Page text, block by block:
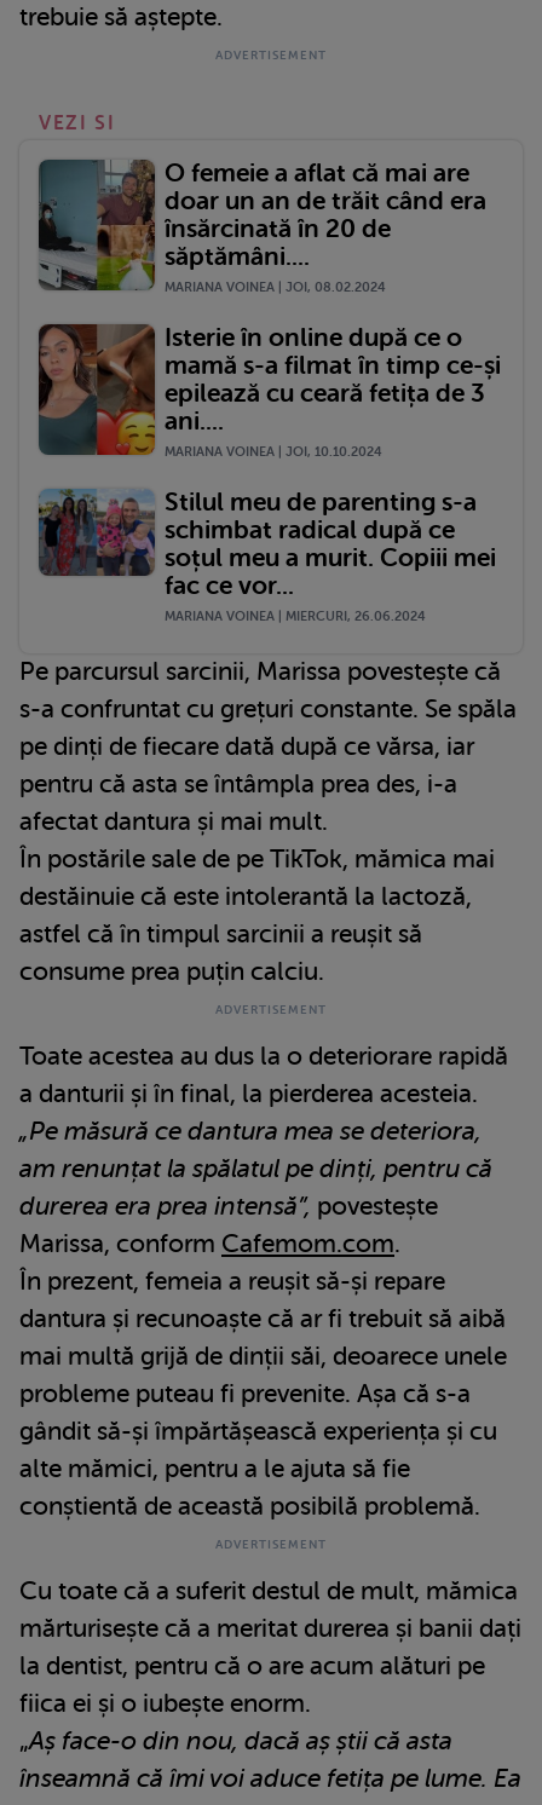
trebuie să aștepte.
VEZI SI
O femeie a aflat că mai are
doar un an de trăit când era
însărcinată în 20 de
săptămâni....
MARIANA VOINEA | JOI, 08.02.2024
Isterie în online după ce o
mamă s-a filmat în timp ce-și
epilează cu ceară fetița de 3
ani....
MARIANA VOINEA | JOI, 10.10.2024
Stilul meu de parenting s-a
schimbat radical după ce
soțul meu a murit. Copiii mei
fac ce vor...
MARIANA VOINEA | MIERCURI, 26.06.2024
Pe parcursul sarcinii, Marissa povestește că
s-a confruntat cu grețuri constante. Se spăla
pe dinți de fiecare dată după ce vărsa, iar
pentru că asta se întâmpla prea des, i-a
afectat dantura și mai mult.
În postările sale de pe TikTok, mămica mai
destăinuie că este intolerantă la lactoză,
astfel că în timpul sarcinii a reușit să
consume prea puțin calciu.
Toate acestea au dus la o deteriorare rapidă
a danturii și în final, la pierderea acesteia.
„Pe măsură ce dantura mea se deteriora,
am renunțat la spălatul pe dinți, pentru că
durerea era prea intensă”, povestește
Marissa, conform Cafemom.com.
În prezent, femeia a reușit să-și repare
dantura și recunoaște că ar fi trebuit să aibă
mai multă grijă de dinții săi, deoarece unele
probleme puteau fi prevenite. Așa că s-a
gândit să-și împărtășească experiența și cu
alte mămici, pentru a le ajuta să fie
conștientă de această posibilă problemă.
Cu toate că a suferit destul de mult, mămica
mărturisește că a meritat durerea și banii dați
la dentist, pentru că o are acum alături pe
fiica ei și o iubește enorm.
„Aș face-o din nou, dacă aș știi că asta
înseamnă că îmi voi aduce fetița pe lume. Ea